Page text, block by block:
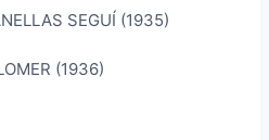
SEGUÍ (1935)
(1936)